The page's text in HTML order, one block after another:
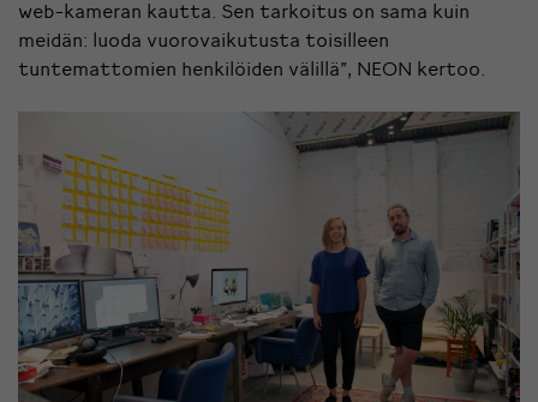
web-kameran kautta. Sen tarkoitus on sama kuin
meidän: luoda vuorovaikutusta toisilleen
tuntemattomien henkilöiden välillä”, NEON kertoo.